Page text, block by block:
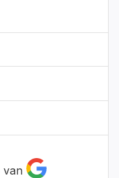
van